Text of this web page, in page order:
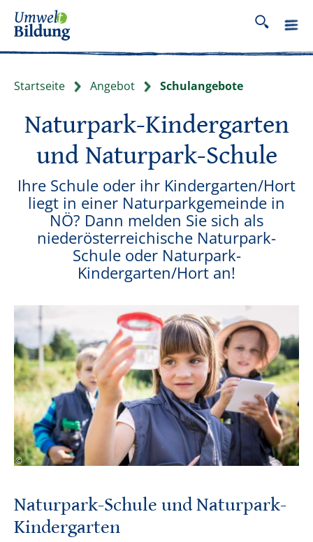
Startseite Angebot Schulangebote
Naturpark-Kindergarten
und Naturpark-Schule
Ihre Schule oder ihr Kindergarten/Hort
liegt in einer Naturparkgemeinde in
NÖ? Dann melden Sie sich als
niederösterreichische Naturpark-
Schule oder Naturpark-
Kindergarten/Hort an!
©Fred Lindmoser - fred@lifepictures.at
Naturpark-Schule und Naturpark-
Kindergarten